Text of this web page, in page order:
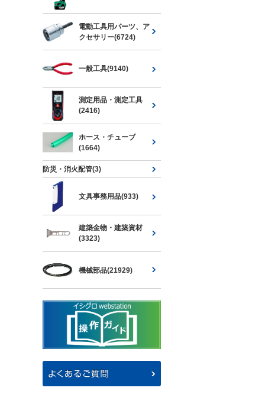
電動工具用パーツ、ア
クセサリー(6724)
一般工具(9140)
測定用品・測定工具
(2416)
ホース・チューブ
(1664)
防災・消火配管(3)
文具事務用品(933)
建築金物・建築資材
(3323)
機械部品(21929)